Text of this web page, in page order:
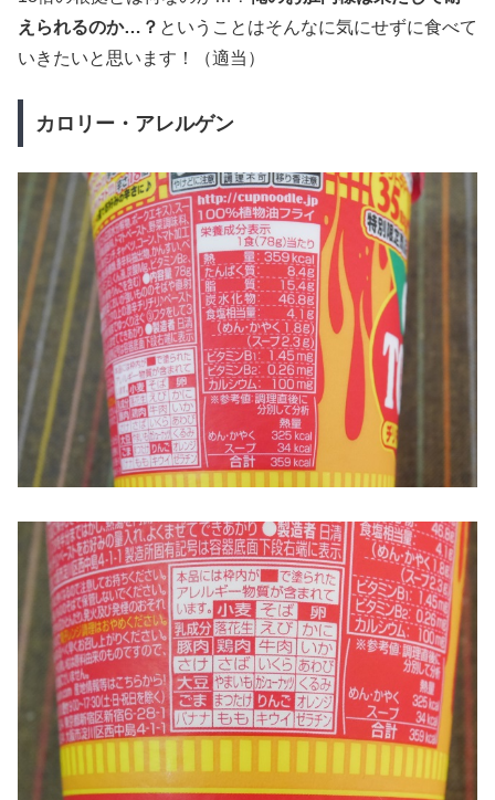
えられるのか…？ ということはそんなに気にせずに食べて
いきたいと思います！（適当）
カロリー・アレルゲン